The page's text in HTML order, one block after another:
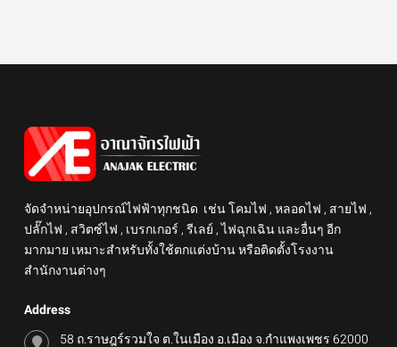
จัดจำหน่ายอุปกรณ์ไฟฟ้าทุกชนิด เช่น โคมไฟ , หลอดไฟ , สายไฟ ,
ปลั๊กไฟ , สวิตซ์ไฟ , เบรกเกอร์ , รีเลย์ , ไฟฉุกเฉิน และอื่นๆ อีก
มากมาย เหมาะสำหรับทั้งใช้ตกแต่งบ้าน หรือติดตั้งโรงงาน
สำนักงานต่างๆ
Address
58 ถ.ราษฎร์รวมใจ ต.ในเมือง อ.เมือง จ.กำแพงเพชร 62000